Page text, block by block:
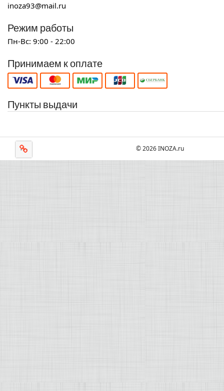
inoza93@mail.ru
Режим работы
Пн-Вс: 9:00 - 22:00
Принимаем к оплате
Пункты выдачи
© 2026 INOZA.ru